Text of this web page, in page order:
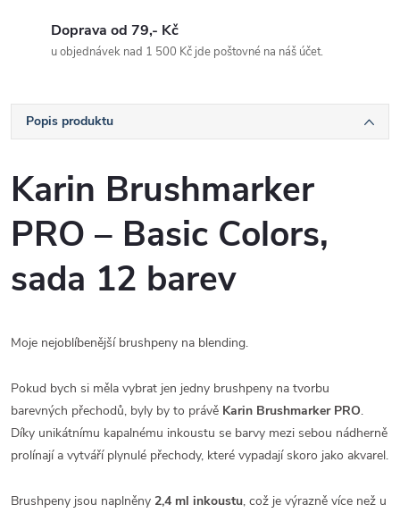
Doprava od 79,- Kč
u objednávek nad 1 500 Kč jde poštovné na náš účet.
Popis produktu
Karin Brushmarker
PRO – Basic Colors,
sada 12 barev
Moje nejoblíbenější brushpeny na blending.
Pokud bych si měla vybrat jen jedny brushpeny na tvorbu
barevných přechodů, byly by to právě Karin Brushmarker PRO.
Díky unikátnímu kapalnému inkoustu se barvy mezi sebou nádherně
prolínají a vytváří plynulé přechody, které vypadají skoro jako akvarel.
Brushpeny jsou naplněny 2,4 ml inkoustu, což je výrazně více než u